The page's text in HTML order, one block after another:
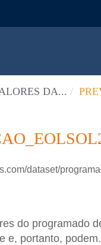
DA...
dataset/
do programado
e, portanto,